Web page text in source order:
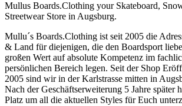
Mullus Boards.Clothing your Skateboard,
Streetwear Store in Augsburg.
Mullu´s Boards.Clothing ist seit 2005 die
& Land für diejenigen, die den Boardsport
großen Wert auf absolute Kompetenz im
persönlichen Bereich legen. Seit der Shop
2005 sind wir in der Karlstrasse mitten in
Nach der Geschäftserweiterung 5 Jahre später
Platz um all die aktuellen Styles für Euch